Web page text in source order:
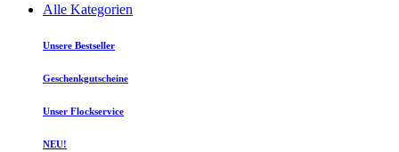
Alle Kategorien
Unsere Bestseller
Geschenkgutscheine
Unser Flockservice
NEU!